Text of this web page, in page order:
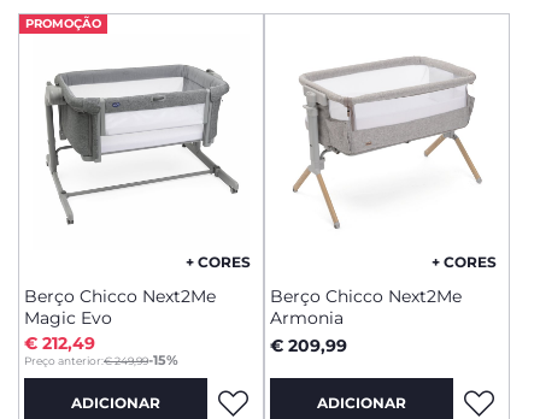
PROMOÇÃO
+ CORES
Berço Chicco Next2Me
Magic Evo
Preço anterior:€ 249,99-15%
to
€ 212,49
ADICIONAR
+ CORES
Berço Chicco Next2Me
Armonia
€ 209,99
ADICIONAR